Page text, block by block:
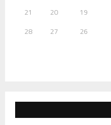
19
20
21
26
27
28